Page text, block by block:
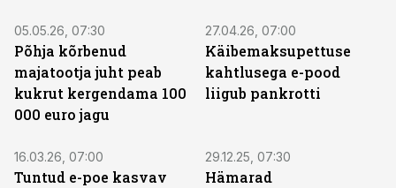
05.05.26, 07:30
Põhja kõrbenud
majatootja juht peab
kukrut kergendama 100
000 euro jagu
27.04.26, 07:00
Käibemaksupettuse
kahtlusega e-pood
liigub pankrotti
16.03.26, 07:00
Tuntud e-poe kasvav
29.12.25, 07:30
Hämarad